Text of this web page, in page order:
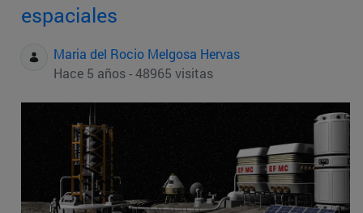
espaciales
Maria del Rocio Melgosa Hervas
Hace 5 años - 48965 visitas